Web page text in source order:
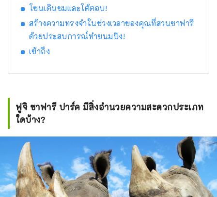
โซนเดินชมและโต้ตอบ!
สร้างความทรงจำในช่วงเวลาของคุณที่สวนซาฟารี
ด้วยประสบการณ์ทำขนมปัง!
เข้าถึง
ฟูจิ ซาฟารี ปาร์ค มีสิ่งอำนวยความสะดวกประเภท
ใดบ้าง?